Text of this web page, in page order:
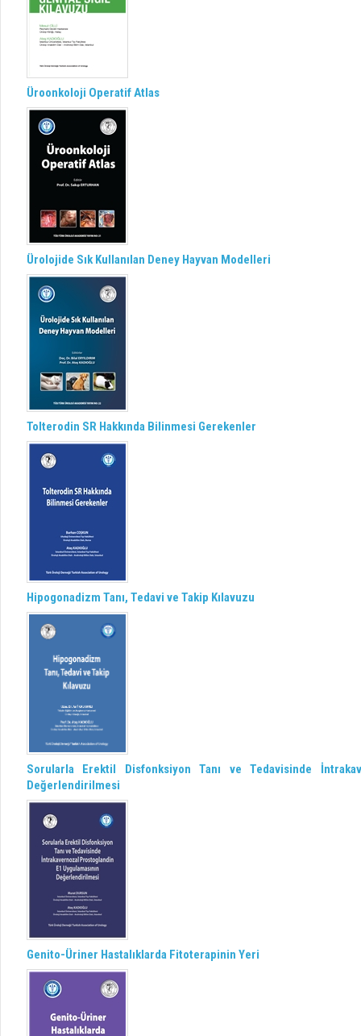
Üroonkoloji Operatif Atlas
Ürolojide Sık Kullanılan Deney Hayvan Modelleri
Tolterodin SR Hakkında Bilinmesi Gerekenler
Hipogonadizm Tanı, Tedavi ve Takip Kılavuzu
Sorularla Erektil Disfonksiyon Tanı ve Tedavisinde
Değerlendirilmesi
Genito-Üriner Hastalıklarda Fitoterapinin Yeri